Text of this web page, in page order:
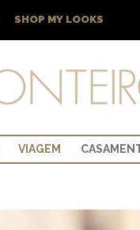
SHOP MY LOOKS
VIAGEM